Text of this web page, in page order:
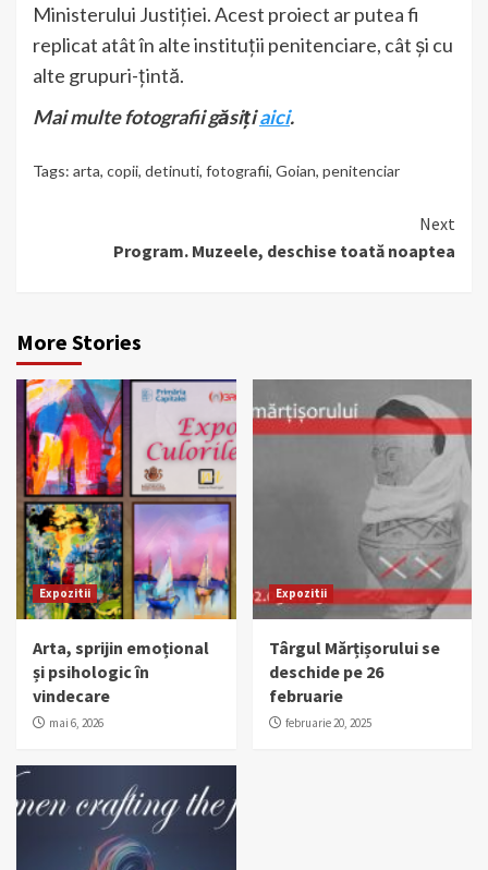
Ministerului Justiției. Acest proiect ar putea fi
replicat atât în alte instituții penitenciare, cât și cu
alte grupuri-țintă.
Mai multe fotografii găsițiaici.
Tags: arta, copii, detinuti, fotografii, Goian, penitenciar
Reading
Next
Program. Muzeele, deschise toată noaptea
More Stories
Expozitii
Arta, sprijin emoțional
și psihologic în
vindecare
mai 6, 2026
Expozitii
Târgul Mărțișorului se
deschide pe 26
februarie
februarie 20, 2025